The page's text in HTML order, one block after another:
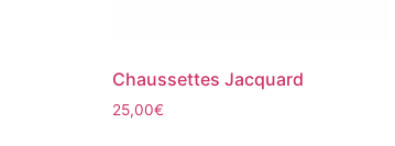
Chaussettes Jacquard
25,00€